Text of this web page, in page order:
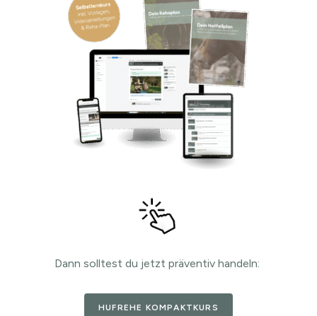
Dann solltest du jetzt präventiv handeln:
HUFREHE KOMPAKTKURS